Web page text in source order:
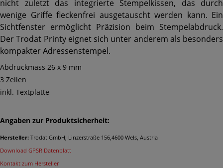
nicht zuletzt das integrierte Stempelkissen, das durch
wenige Griffe fleckenfrei ausgetauscht werden kann. Ein
Sichtfenster ermöglicht Präzision beim Stempelabdruck.
Der Trodat Printy eignet sich unter anderem als besonders
kompakter Adressenstempel.
Abdruckmass 26 x 9 mm
3 Zeilen
inkl. Textplatte
Angaben zur Produktsicherheit:
Hersteller: Trodat GmbH, Linzerstraße 156,4600 Wels, Austria
Download GPSR Datenblatt
Kontakt zum Hersteller